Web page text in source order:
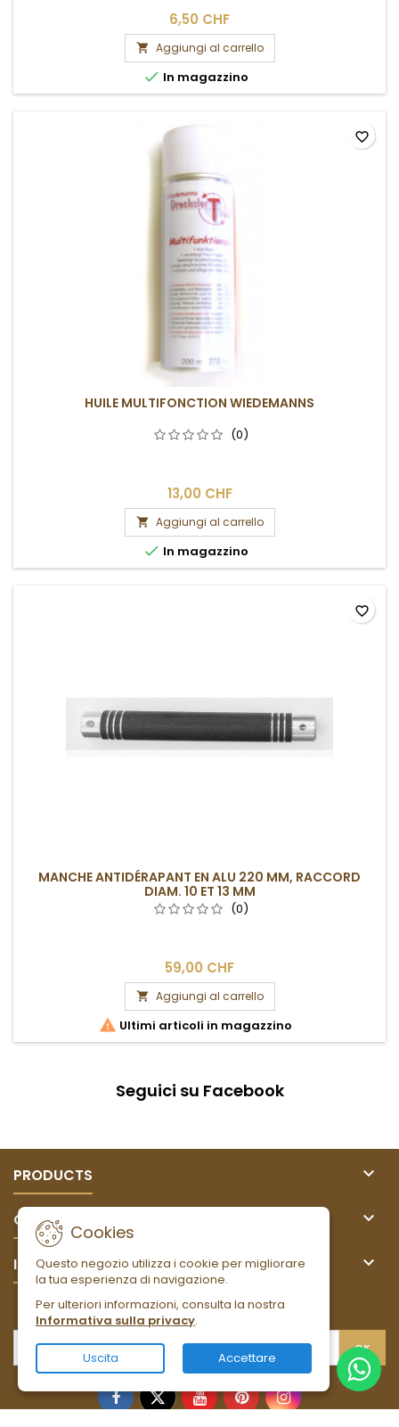
6,50 CHF
 Aggiungi al carrello
 In magazzino
HUILE MULTIFONCTION WIEDEMANNS
(0)
13,00 CHF
 Aggiungi al carrello
 In magazzino
favorite_border
MANCHE ANTIDÉRAPANT EN ALU 220 MM, RACCORD
DIAM. 10 ET 13 MM
(0)
59,00 CHF
 Aggiungi al carrello
 Ultimi articoli in magazzino
favorite_border
Seguici su Facebook
PRODUCTS 
OUR COMPANY 
IL TUO ACCOUNT 
Cookies
Questo negozio utilizza i cookie per migliorare
la tua esperienza di navigazione.
Per ulteriori informazioni, consulta la nostra
Informativa sulla privacy.
Uscita Accettare
NEWSLETTER
Facebook
TwitterYouTubePinterestInstagram